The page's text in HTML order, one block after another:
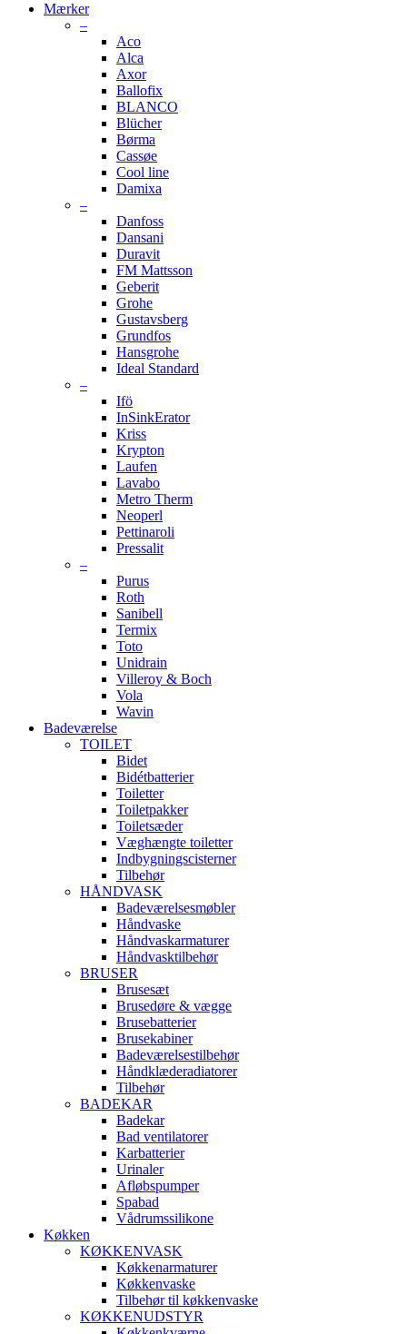
Mærker
–
Aco
Alca
Axor
Ballofix
BLANCO
Blücher
Børma
Cassøe
Cool line
Damixa
–
Danfoss
Dansani
Duravit
FM Mattsson
Geberit
Grohe
Gustavsberg
Grundfos
Hansgrohe
Ideal Standard
–
Ifö
InSinkErator
Kriss
Krypton
Laufen
Lavabo
Metro Therm
Neoperl
Pettinaroli
Pressalit
–
Purus
Roth
Sanibell
Termix
Toto
Unidrain
Villeroy & Boch
Vola
Wavin
Badeværelse
TOILET
Bidet
Bidétbatterier
Toiletter
Toiletpakker
Toiletsæder
Væghængte toiletter
Indbygningscisterner
Tilbehør
HÅNDVASK
Badeværelsesmøbler
Håndvaske
Håndvaskarmaturer
Håndvasktilbehør
BRUSER
Brusesæt
Brusedøre & vægge
Brusebatterier
Brusekabiner
Badeværelsestilbehør
Håndklæderadiatorer
Tilbehør
BADEKAR
Badekar
Bad ventilatorer
Karbatterier
Urinaler
Afløbspumper
Spabad
Vådrumssilikone
Køkken
KØKKENVASK
Køkkenarmaturer
Køkkenvaske
Tilbehør til køkkenvaske
KØKKENUDSTYR